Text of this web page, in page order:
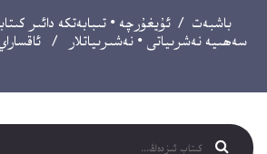
باشبەت / ئۇيغۇرچە • تىبابەتكە دائىر
سەھىيە نەشرىياتى • نەشىرىياتلار /